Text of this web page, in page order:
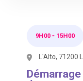
9H00 - 15H00
L'Alto, 71200